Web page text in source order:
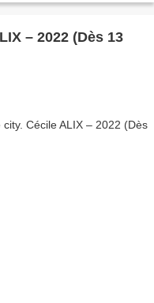
– 2022 (Dès 13